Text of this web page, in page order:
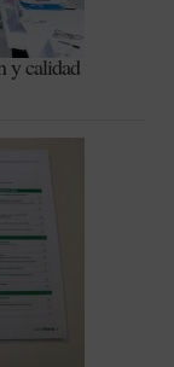
y calidad